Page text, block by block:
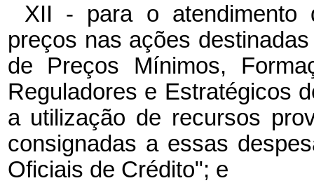
XII - para o atendimento
preços nas ações
de Preços Mínimos,
Reguladores e Estratégicos
a utilização de recursos
consignadas a essas
Oficiais de Crédito"; e